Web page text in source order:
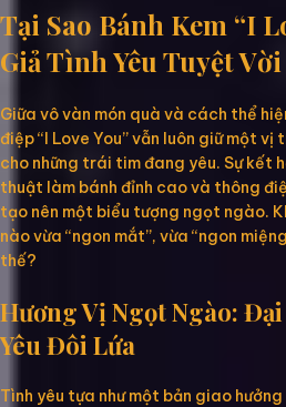
Tại Sao Bánh Kem “I
Giả Tình Yêu Tuyệt
Giữa vô vàn món quà và cách thể
điệp “I Love You” vẫn luôn giữ một
cho những trái tim đang yêu. Sự kết
thuật làm bánh đỉnh cao và thông
tạo nên một biểu tượng ngọt ngào.
nào vừa “ngon mắt”, vừa “ngon
thế?
Hương Vị Ngọt Ngào:
Yêu Đôi Lứa
Tình yêu tựa như một bản giao